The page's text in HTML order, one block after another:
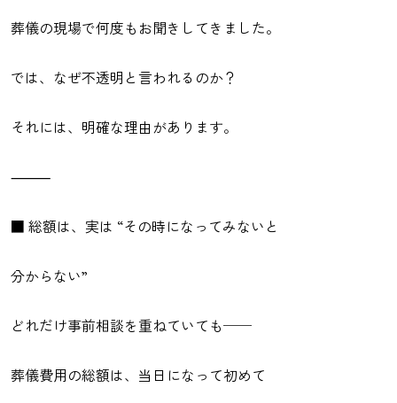
葬儀の現場で何度もお聞きしてきました。
では、なぜ不透明と言われるのか？
それには、明確な理由があります。
⸻
■ 総額は、実は “その時になってみないと
分からない”
どれだけ事前相談を重ねていても──
葬儀費用の総額は、当日になって初めて